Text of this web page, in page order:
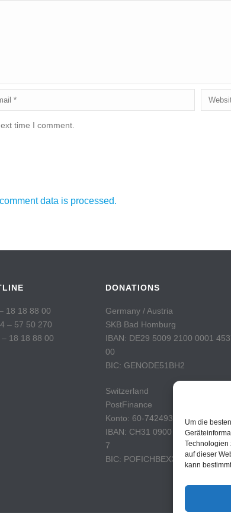
Um die
Technologien
auf dieser
kann
time I comment.
data is processed.
18 18 88 00
– 57 50 270
18 18 88 00
DONATIONS
Germany / Austria
SKB Bad Homburg
IBAN: DE29 5009 2100 0001
00
BIC: GENODE51BH2
Switzerland
PostFinance
Konto: 60-742493-7
IBAN: CH31 0900 0000 6074
7
BIC: POFICHBEXXX